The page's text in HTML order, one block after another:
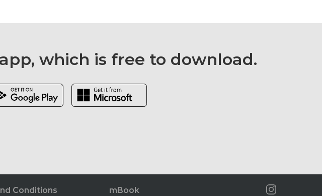
which is free to download.
Conditions
mBook